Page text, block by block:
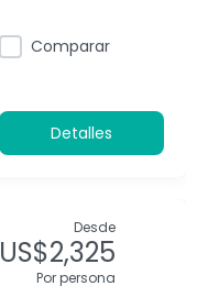
Comparar
Detalles
Desde
US$2,325
Por persona